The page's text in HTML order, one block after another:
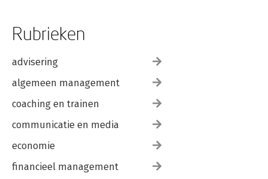
Rubrieken
advisering
algemeen management
coaching en trainen
communicatie en media
economie
financieel management